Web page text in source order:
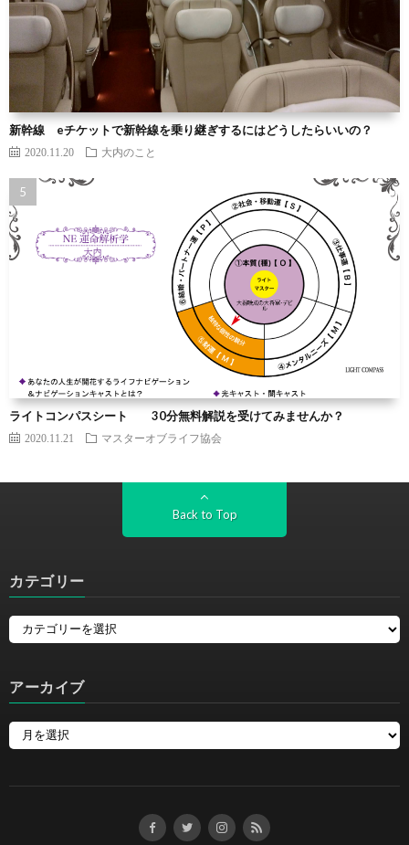
新幹線 eチケットで新幹線を乗り継ぎするにはどうしたらいいの？
2020.11.20 大内のこと
ライトコンパスシート 30分無料解説を受けてみませんか？
2020.11.21 マスターオブライフ協会
Back to Top
カテゴリー
アーカイブ